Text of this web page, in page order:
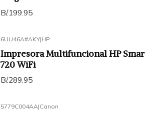
B/.199.95
6UU46A#AKY|HP
Impresora Multifuncional HP
720 WiFi
B/.289.95
5779C004AA|Canon